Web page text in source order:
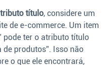
título, considere um
de e-commerce. Um item
pode ter o atributo título
de produtos”. Isso não
o que ele encontrará,